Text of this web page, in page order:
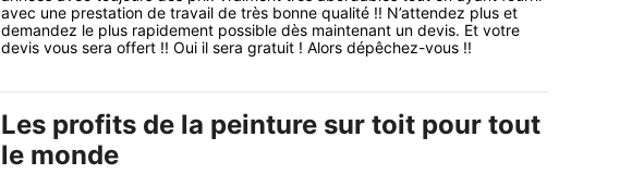
avec une prestation de travail de très bonne qualité !! N’attendez plus et
demandez le plus rapidement possible dès maintenant un devis. Et votre
devis vous sera offert !! Oui il sera gratuit ! Alors dépêchez-vous !!
Les profits de la peinture sur toit pour tout
le monde